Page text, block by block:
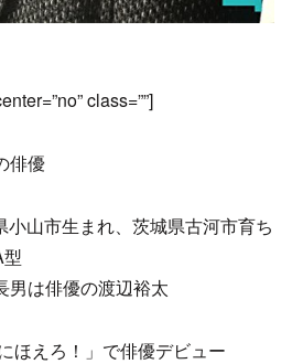
class=””]
俳優
山市生まれ、茨城県古河市育ち
男は俳優の渡辺裕太
ほえろ！」で俳優デビュー